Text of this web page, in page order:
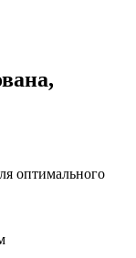
оптимального